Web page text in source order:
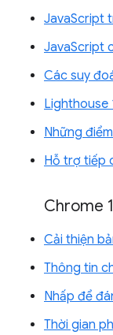
JavaScript
JavaScript
Các suy
Lighthouse
Những
Hỗ trợ tiếp
Chrome
Cải thiện
Thông tin
Nhấp để
Thời gian